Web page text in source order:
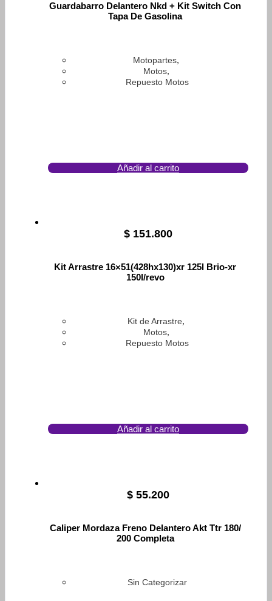
Guardabarro Delantero Nkd + Kit Switch Con
Tapa De Gasolina
Motopartes,
Motos,
Repuesto Motos
Añadir al carrito
$ 151.800
Kit Arrastre 16×51(428hx130)xr 125l Brio-xr
150l/revo
Kit de Arrastre,
Motos,
Repuesto Motos
Añadir al carrito
$ 55.200
Caliper Mordaza Freno Delantero Akt Ttr 180/
200 Completa
Sin Categorizar